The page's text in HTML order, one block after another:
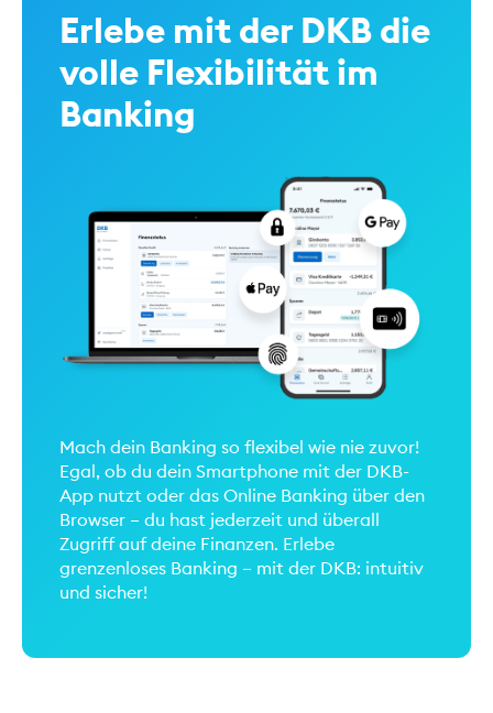
Erlebe mit der DKB die
volle Flexibilität im
Banking
Mach dein Banking so flexibel wie nie zuvor!
Egal, ob du dein Smartphone mit der DKB-
App nutzt oder das Online Banking über den
Browser – du hast jederzeit und überall
Zugriff auf deine Finanzen. Erlebe
grenzenloses Banking – mit der DKB: intuitiv
und sicher!